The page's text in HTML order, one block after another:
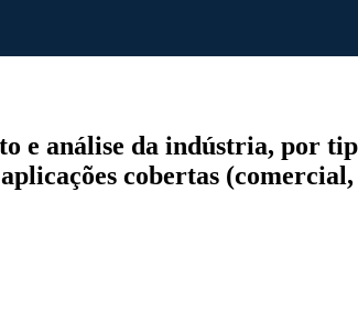
e análise da indústria, por
cobertas